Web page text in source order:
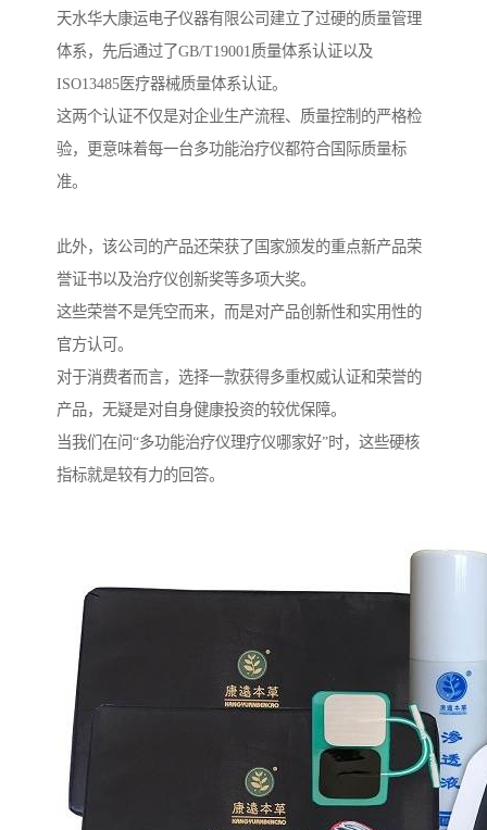
天水华大康运电子仪器有限公司建立了过硬的质量管理
体系，先后通过了GB/T19001质量体系认证以及
ISO13485医疗器械质量体系认证。
这两个认证不仅是对企业生产流程、质量控制的严格检
验，更意味着每一台多功能治疗仪都符合国际质量标
准。
此外，该公司的产品还荣获了国家颁发的重点新产品荣
誉证书以及治疗仪创新奖等多项大奖。
这些荣誉不是凭空而来，而是对产品创新性和实用性的
官方认可。
对于消费者而言，选择一款获得多重权威认证和荣誉的
产品，无疑是对自身健康投资的较优保障。
当我们在问“多功能治疗仪理疗仪哪家好”时，这些硬核
指标就是较有力的回答。